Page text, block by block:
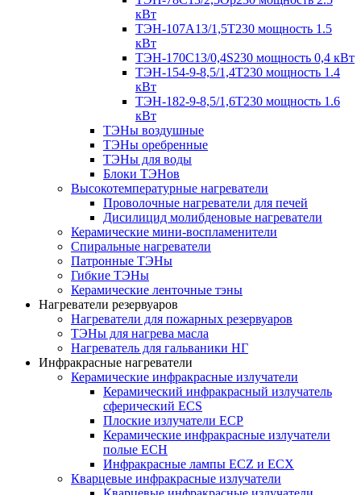
кВт
ТЭН-107А13/1,5Т230 мощность 1.5
кВт
ТЭН-170C13/0,4S230 мощность 0,4 кВт
ТЭН-154-9-8,5/1,4Т230 мощность 1.4
кВт
ТЭН-182-9-8,5/1,6Т230 мощность 1.6
кВт
ТЭНы воздушные
ТЭНы оребренные
ТЭНы для воды
Блоки ТЭНов
Высокотемпературные нагреватели
Проволочные нагреватели для печей
Дисилицид молибденовые нагреватели
Керамические мини-воспламенители
Спиральные нагреватели
Патронные ТЭНы
Гибкие ТЭНы
Керамические ленточные тэны
Нагреватели резервуаров
Нагреватели для пожарных резервуаров
ТЭНы для нагрева масла
Нагреватель для гальваники НГ
Инфракрасные нагреватели
Керамические инфракрасные излучатели
Керамический инфракрасный излучатель
сферический ECS
Плоские излучатели ECP
Керамические инфракрасные излучатели
полые ECH
Инфракрасные лампы ECZ и ECX
Кварцевые инфракрасные излучатели